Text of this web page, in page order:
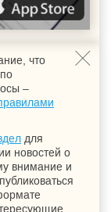
что
–
для
новостей о
внимание и